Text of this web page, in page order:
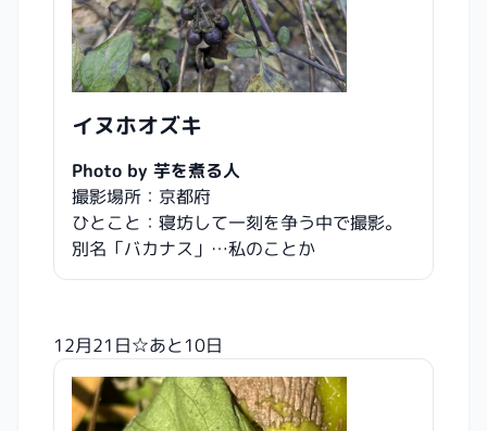
イヌホオズキ
Photo by 芋を煮る人
撮影場所：京都府
ひとこと：寝坊して一刻を争う中で撮影。
別名「バカナス」…私のことか
12月21日☆あと10日